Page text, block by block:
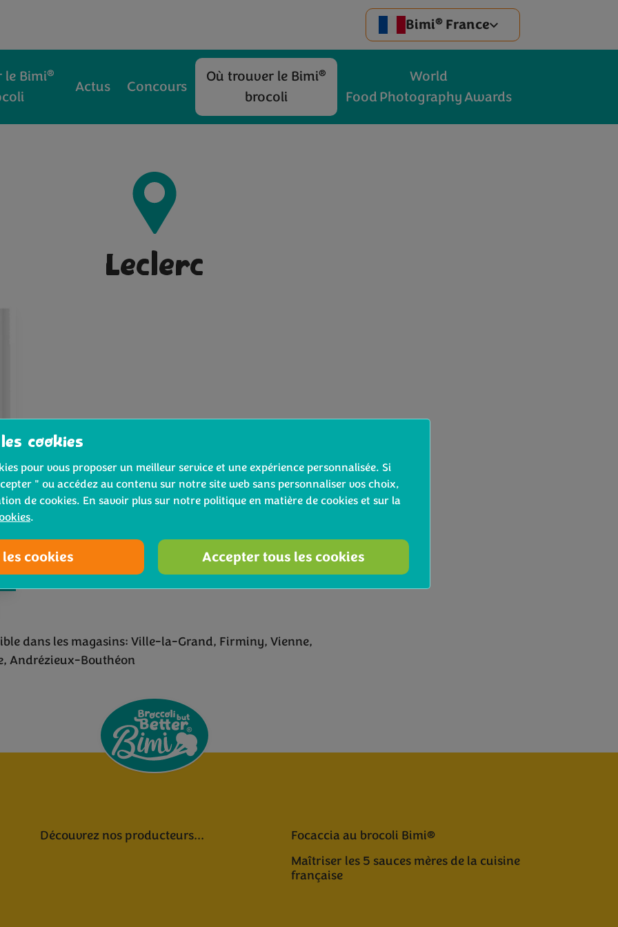
Bimi® France
le Bimi®
Actus Concours
Où trouver le Bimi®
brocoli
World
Food Photography Awards
Leclerc
dans les magasins: Ville-la-Grand, Firminy, Vienne,
Andrézieux-Bouthéon
cookies
pour vous proposer un meilleur service et une expérience personnalisée. Si
" ou accédez au contenu sur notre site web sans personnaliser vos choix,
de cookies. En savoir plus sur notre politique en matière de cookies et sur la
.
cookies Accepter tous les cookies
Découvrez nos producteurs...
Focaccia au brocoli Bimi®
Maîtriser les 5 sauces mères de la cuisine
française